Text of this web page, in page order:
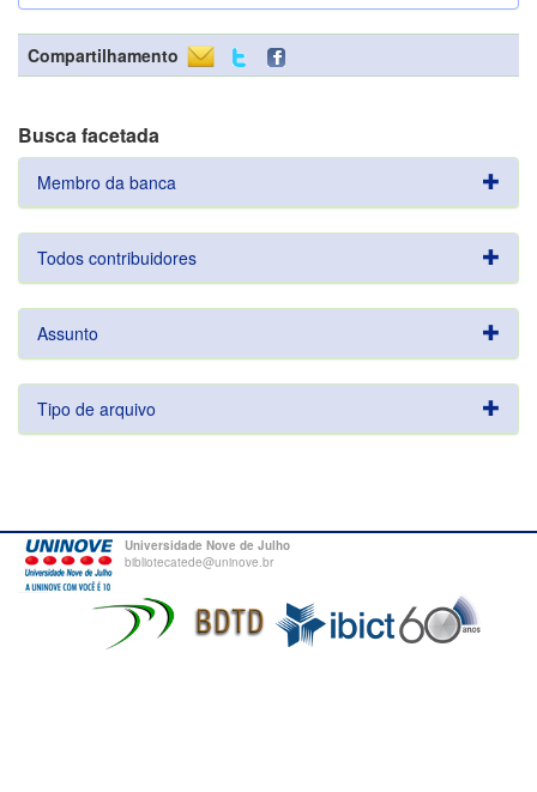
Compartilhamento
Busca facetada
Membro da banca
Todos contribuidores
Assunto
Tipo de arquivo
Universidade Nove de Julho
bibliotecatede@uninove.br